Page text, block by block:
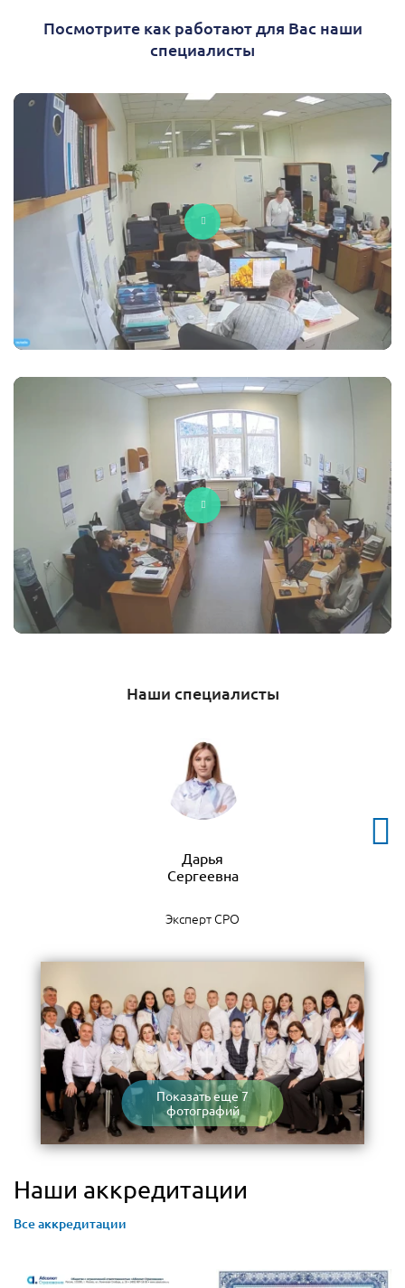
Посмотрите как работают для Вас наши
специалисты
Наши специалисты
Дарья
Сергеевна
Эксперт СРО
Показать еще 7
фотографий
Наши аккредитации
Все аккредитации